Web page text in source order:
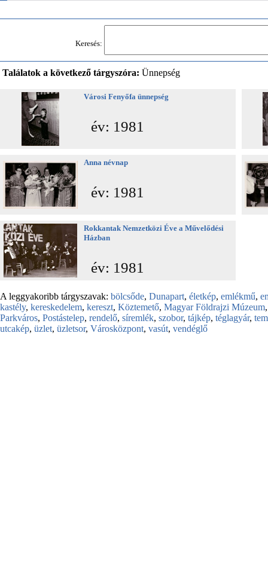
Keresés:
Találatok a következő tárgyszóra: Ünnepség
Városi Fenyőfa ünnepség
év: 1981
Anna névnap
év: 1981
Rokkantak Nemzetközi Éve a Művelődési
Házban
év: 1981
A leggyakoribb tárgyszavak: bölcsőde, Dunapart, életkép, emlékmű,
kastély, kereskedelem, kereszt, Köztemető, Magyar Földrajzi Múzeum
Parkváros, Postástelep, rendelő, síremlék, szobor, tájkép, téglagyár,
utcakép, üzlet, üzletsor, Városközpont, vasút, vendéglő